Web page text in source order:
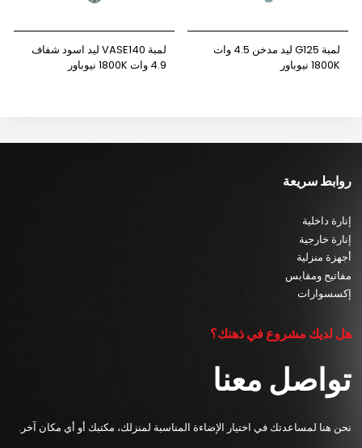
لمبة G125 ليد مدخن 4.5 وات
1800K نيوباور
لمبة VASE140 ليد اسود شفاف
4.9 وات 1800K نيوباور
روابط سريعة
إنارة داخلية
إنارة خارجية
أجهزة منزلية
مفاتيح ومقابس
إكسسوارات
هل لديك مشروع في ذهنك؟
تواصل معنا
نحن هنا لمساعدتك في اختيار الإضاءة المناسبة لمنزلك، مكتبك أو أي مكان آخر.